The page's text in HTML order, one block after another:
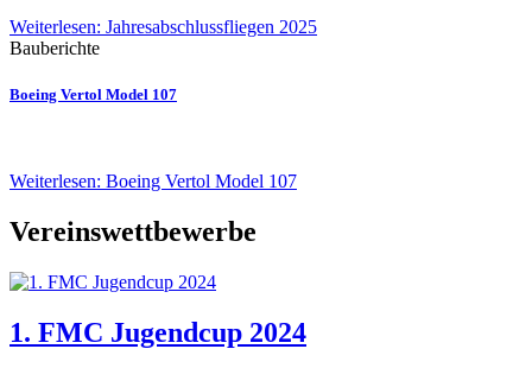
Weiterlesen: Jahresabschlussfliegen 2025
Bauberichte
Boeing Vertol Model 107
Weiterlesen: Boeing Vertol Model 107
Vereinswettbewerbe
1. FMC Jugendcup 2024